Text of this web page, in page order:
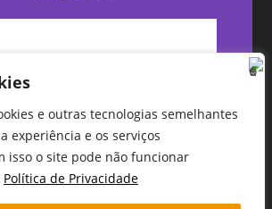
e outras tecnologias semelhantes
experiência e os serviços
isso o site pode não funcionar
Política de Privacidade